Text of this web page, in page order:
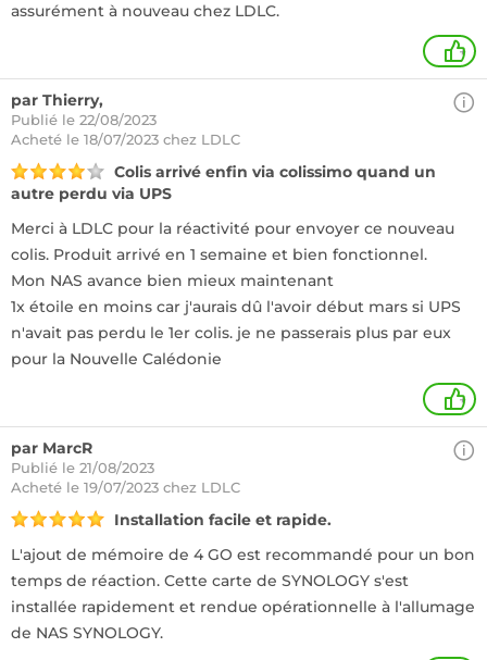
assurément à nouveau chez LDLC.
+
par Thierry,
Publié le 22/08/2023
Acheté le 18/07/2023 chez LDLC
Colis arrivé enfin via colissimo quand un
autre perdu via UPS
Merci à LDLC pour la réactivité pour envoyer ce nouveau
colis. Produit arrivé en 1 semaine et bien fonctionnel.
Mon NAS avance bien mieux maintenant
1x étoile en moins car j'aurais dû l'avoir début mars si UPS
n'avait pas perdu le 1er colis. je ne passerais plus par eux
pour la Nouvelle Calédonie
+
par MarcR
Publié le 21/08/2023
Acheté le 19/07/2023 chez LDLC
Installation facile et rapide.
L'ajout de mémoire de 4 GO est recommandé pour un bon
temps de réaction. Cette carte de SYNOLOGY s'est
installée rapidement et rendue opérationnelle à l'allumage
de NAS SYNOLOGY.